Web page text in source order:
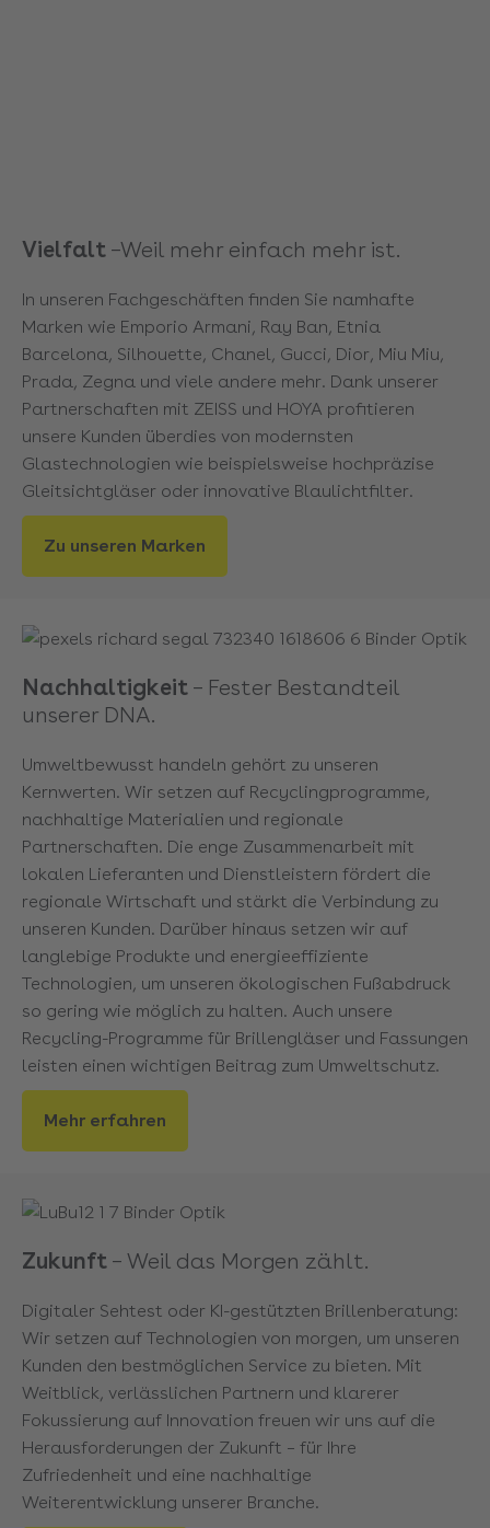
Vielfalt –Weil mehr einfach mehr ist.
In unseren Fachgeschäften finden Sie namhafte
Marken wie Emporio Armani, Ray Ban, Etnia
Barcelona, Silhouette, Chanel, Gucci, Dior, Miu Miu,
Prada, Zegna und viele andere mehr. Dank unserer
Partnerschaften mit ZEISS und HOYA profitieren
unsere Kunden überdies von modernsten
Glastechnologien wie beispielsweise hochpräzise
Gleitsichtgläser oder innovative Blaulichtfilter.
Zu unseren Marken
Nachhaltigkeit – Fester Bestandteil
unserer DNA.
Umweltbewusst handeln gehört zu unseren
Kernwerten. Wir setzen auf Recyclingprogramme,
nachhaltige Materialien und regionale
Partnerschaften. Die enge Zusammenarbeit mit
lokalen Lieferanten und Dienstleistern fördert die
regionale Wirtschaft und stärkt die Verbindung zu
unseren Kunden. Darüber hinaus setzen wir auf
langlebige Produkte und energieeffiziente
Technologien, um unseren ökologischen Fußabdruck
so gering wie möglich zu halten. Auch unsere
Recycling-Programme für Brillengläser und Fassungen
leisten einen wichtigen Beitrag zum Umweltschutz.
Mehr erfahren
Zukunft – Weil das Morgen zählt.
Digitaler Sehtest oder KI-gestützten Brillenberatung:
Wir setzen auf Technologien von morgen, um unseren
Kunden den bestmöglichen Service zu bieten. Mit
Weitblick, verlässlichen Partnern und klarerer
Fokussierung auf Innovation freuen wir uns auf die
Herausforderungen der Zukunft – für Ihre
Zufriedenheit und eine nachhaltige
Weiterentwicklung unserer Branche.